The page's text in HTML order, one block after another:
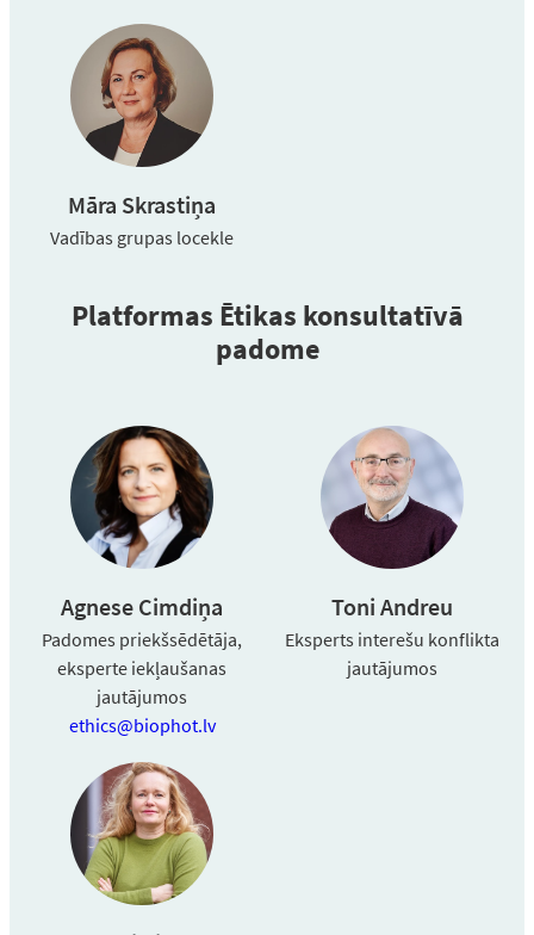
Māra Skrastiņa
Vadības grupas locekle
Platformas Ētikas konsultatīvā
padome
Agnese Cimdiņa
Padomes priekšsēdētāja,
eksperte iekļaušanas
jautājumos
ethics@biophot.lv
Toni Andreu
Eksperts interešu konflikta
jautājumos